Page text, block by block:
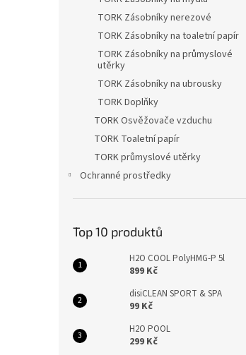
TORK Zásobníky nerezové
TORK Zásobníky na toaletní papír
TORK Zásobníky na průmyslové
utěrky
TORK Zásobníky na ubrousky
TORK Doplňky
TORK Osvěžovače vzduchu
TORK Toaletní papír
TORK průmyslové utěrky
Ochranné prostředky
Top 10 produktů
H2O COOL PolyHMG-P 5l
899 Kč
disiCLEAN SPORT & SPA
99 Kč
H2O POOL
299 Kč